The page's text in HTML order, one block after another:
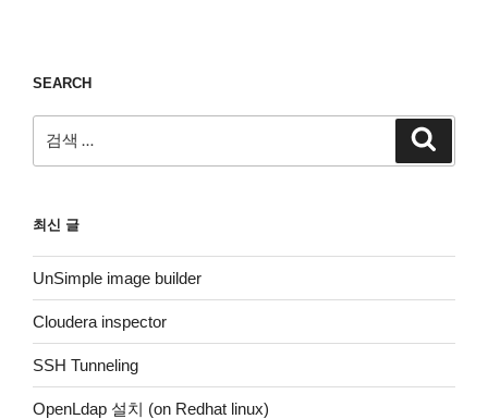
SEARCH
색:
최신 글
UnSimple image builder
Cloudera inspector
SSH Tunneling
OpenLdap 설치 (on Redhat linux)